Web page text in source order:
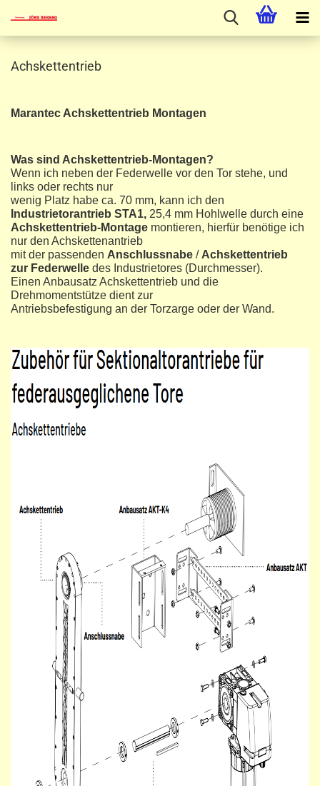
Achskettentrieb
Marantec Achskettentrieb Montagen
Was sind Achskettentrieb-Montagen?
Wenn ich neben der Federwelle vor den Tor stehe, und
links oder rechts nur
wenig Platz habe ca. 70 mm, kann ich den
Industrietorantrieb STA1, 25,4 mm Hohlwelle durch eine
Achskettentrieb-Montage montieren, hierfür benötige ich
nur den Achskettenantrieb
mit der passenden Anschlussnabe / Achskettentrieb
zur Federwelle des Industrietores (Durchmesser).
Einen Anbausatz Achskettentrieb und die
Drehmomentstütze dient zur
Antriebsbefestigung an der Torzarge oder der Wand.